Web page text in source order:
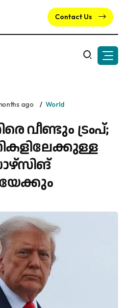
Contact Us
ago World
വീണ്ടും ട്രംപ്;